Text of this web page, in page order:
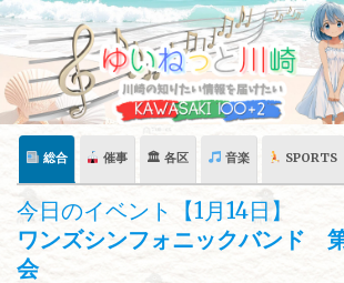
Skip
content
総合 催事 🏛 各区 音楽 SPORTS
今日のイベント【1月14日】
ワンズシンフォニックバンド
会